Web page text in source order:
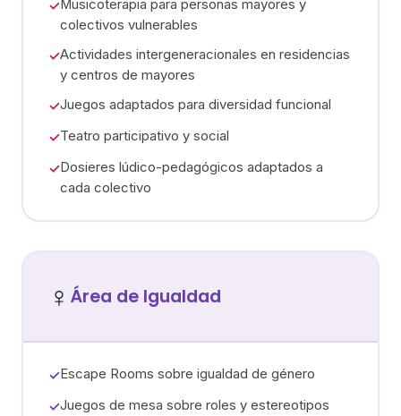
✓Musicoterapia para personas mayores y
colectivos vulnerables
✓Actividades intergeneracionales en residencias
y centros de mayores
✓Juegos adaptados para diversidad funcional
✓Teatro participativo y social
✓Dosieres lúdico-pedagógicos adaptados a
cada colectivo
♀️ Área de Igualdad
✓Escape Rooms sobre igualdad de género
✓Juegos de mesa sobre roles y estereotipos